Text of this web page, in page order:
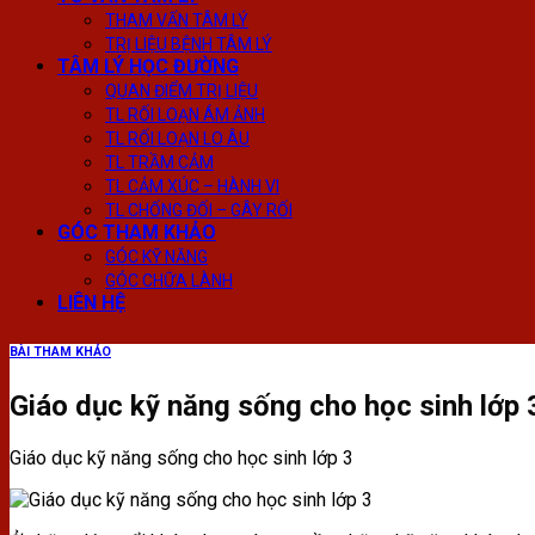
THAM VẤN TÂM LÝ
TRỊ LIỆU BỆNH TÂM LÝ
TÂM LÝ HỌC ĐƯỜNG
QUAN ĐIỂM TRỊ LIỆU
TL RỐI LOẠN ÁM ẢNH
TL RỐI LOẠN LO ÂU
TL TRẦM CẢM
TL CẢM XÚC – HÀNH VI
TL CHỐNG ĐỐI – GÂY RỐI
GÓC THAM KHẢO
GÓC KỸ NĂNG
GÓC CHỮA LÀNH
LIÊN HỆ
BÀI THAM KHẢO
Giáo dục kỹ năng sống cho học sinh lớp
Giáo dục kỹ năng sống cho học sinh lớp 3